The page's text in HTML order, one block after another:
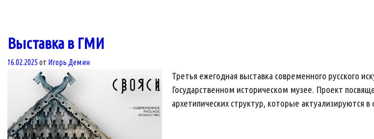
Выставка в ГМИ
16.02.2025от Игорь Демин
Третья ежегодная выставка современного русского
Государственном историческом музее. Проект
архетипических структур, которые актуализируются